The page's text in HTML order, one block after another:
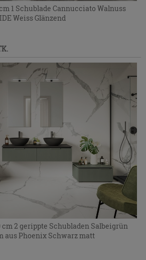
1 Schublade Cannucciato Walnuss
Weiss Glänzend
cm 2 gerippte Schubladen Salbeigrün
aus Phoenix Schwarz matt